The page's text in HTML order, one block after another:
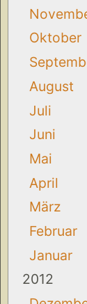
Oktober
August
Juli
Juni
Mai
April
März
Februar
Januar
2012